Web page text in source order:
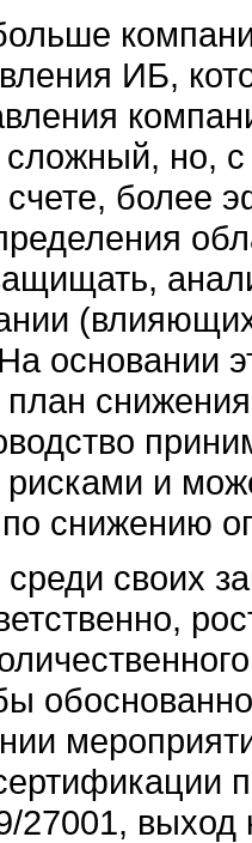
ИБ,
но,
счете, более
основании
и
снижению
своих
27001, выход